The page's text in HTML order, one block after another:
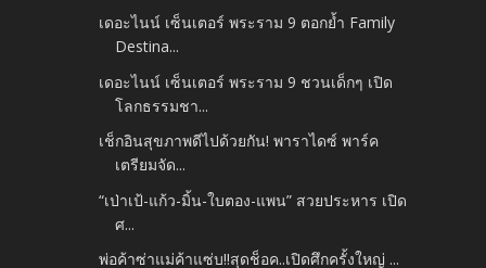
เดอะไนน์ เซ็นเตอร์ พระราม 9 ตอกย้ำ Family
Destina...
เดอะไนน์ เซ็นเตอร์ พระราม 9 ชวนเด็กๆ เปิด
โลกธรรมชา...
เช็กอินสุขภาพดีไปด้วยกัน! พาราไดซ์ พาร์ค
เตรียมจัด...
“เป่าเป้-แก้ว-มิ้น-ใบตอง-แพน” สวยประหาร เปิด
ศ...
พ่อค้าซ่าแม่ค้าแซ่บ!!สุดช็อค..เปิดศึกครั้งใหญ่ ...